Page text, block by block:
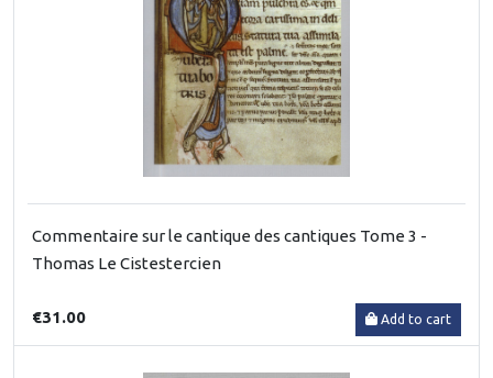
Commentaire sur le cantique des cantiques Tome 3 -
Thomas Le Cistestercien
€31.00 Add to cart